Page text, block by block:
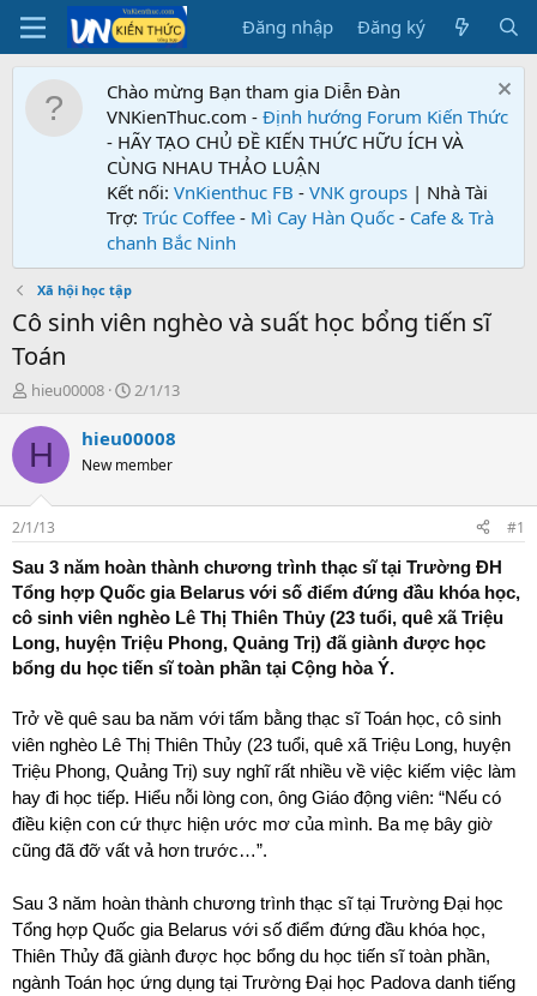
Đăng nhập Đăng ký
Chào mừng Bạn tham gia Diễn Đàn
VNKienThuc.com - Định hướng Forum Kiến Thức
- HÃY TẠO CHỦ ĐỀ KIẾN THỨC HỮU ÍCH VÀ
CÙNG NHAU THẢO LUẬN
Kết nối: VnKienthuc FB - VNK groups | Nhà Tài
Trợ: Trúc Coffee - Mì Cay Hàn Quốc - Cafe & Trà
chanh Bắc Ninh
Xã hội học tập
Cô sinh viên nghèo và suất học bổng tiến sĩ
Toán
T
r
e
d
s
t
a
r
t
e
r
hieu00008
N
à
g
2/1/13
H hieu00008
New member
2/1/13
#1
Sau 3 năm hoàn thành chương trình thạc sĩ tại Trường ĐH
Tổng hợp Quốc gia Belarus với số điểm đứng đầu khóa học,
cô sinh viên nghèo Lê Thị Thiên Thủy (23 tuổi, quê xã Triệu
Long, huyện Triệu Phong, Quảng Trị) đã giành được học
bổng du học tiến sĩ toàn phần tại Cộng hòa Ý.
Trở về quê sau ba năm với tấm bằng thạc sĩ Toán học, cô sinh
viên nghèo Lê Thị Thiên Thủy (23 tuổi, quê xã Triệu Long, huyện
Triệu Phong, Quảng Trị) suy nghĩ rất nhiều về việc kiếm việc làm
hay đi học tiếp. Hiểu nỗi lòng con, ông Giáo động viên: “Nếu có
điều kiện con cứ thực hiện ước mơ của mình. Ba mẹ bây giờ
cũng đã đỡ vất vả hơn trước…”.
Sau 3 năm hoàn thành chương trình thạc sĩ tại Trường Đại học
Tổng hợp Quốc gia Belarus với số điểm đứng đầu khóa học,
Thiên Thủy đã giành được học bổng du học tiến sĩ toàn phần,
ngành Toán học ứng dụng tại Trường Đại học Padova danh tiếng